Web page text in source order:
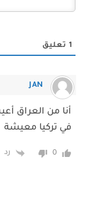
1 تعليق
JAN
‏أنا من العراق
في تركيا معيشة
0 رد